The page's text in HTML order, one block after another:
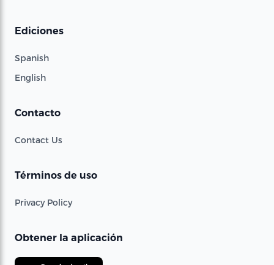
Ediciones
Spanish
English
Contacto
Contact Us
Términos de uso
Privacy Policy
Obtener la aplicación